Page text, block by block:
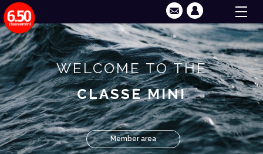
WELCOME TO THE
CLASSE MINI
Member area